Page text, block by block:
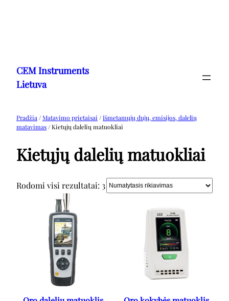
turinio
CEM Instruments
Lietuva
Pradžia /Matavimo prietaisai /Išmetamųjų dujų, emisijos, dalelių
matavimas / Kietųjų dalelių matuokliai
Kietųjų dalelių matuokliai
Rodomi visi rezultatai: 3